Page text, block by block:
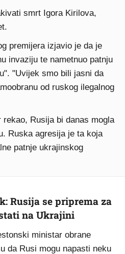
smrt ​​Igora Kirilova,
premijera izjavio je da je
invaziju te nametnuo patnju
"Uvijek smo bili jasni da
od ruskog ilegalnog
Rusija bi danas mogla
Ruska agresija je ta koja
patnje ukrajinskog
Rusija se priprema za
na Ukrajini
ministar obrane
da Rusi mogu napasti neku